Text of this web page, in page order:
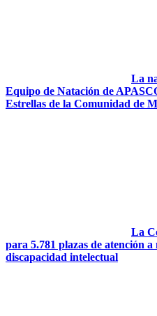
La
Equipo de Natación de
Estrellas de la Comunidad de
La
para 5.781 plazas de atención a
discapacidad intelectual